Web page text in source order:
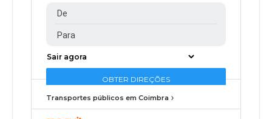
Transportes públicos em Coimbra